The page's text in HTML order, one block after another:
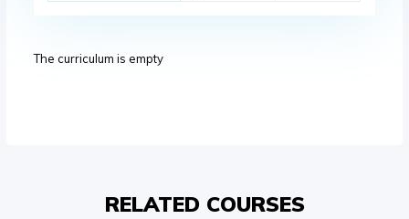
The curriculum is empty
RELATED COURSES